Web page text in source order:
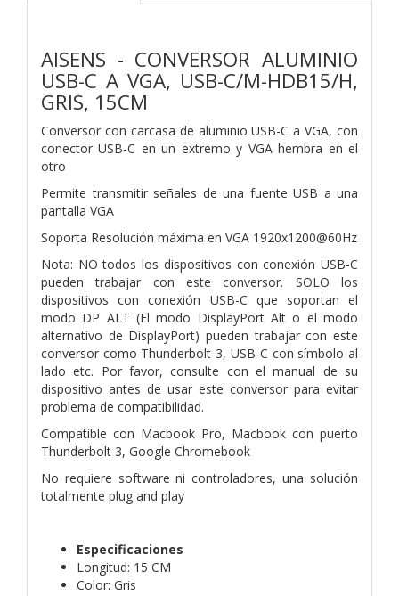
AISENS - CONVERSOR ALUMINIO
USB-C A VGA, USB-C/M-HDB15/H,
GRIS, 15CM
Conversor con carcasa de aluminio USB-C a VGA, con
conector USB-C en un extremo y VGA hembra en el
otro
Permite transmitir señales de una fuente USB a una
pantalla VGA
Soporta Resolución máxima en VGA 1920x1200@60Hz
Nota: NO todos los dispositivos con conexión USB-C
pueden trabajar con este conversor. SOLO los
dispositivos con conexión USB-C que soportan el
modo DP ALT (El modo DisplayPort Alt o el modo
alternativo de DisplayPort) pueden trabajar con este
conversor como Thunderbolt 3, USB-C con símbolo al
lado etc. Por favor, consulte con el manual de su
dispositivo antes de usar este conversor para evitar
problema de compatibilidad.
Compatible con Macbook Pro, Macbook con puerto
Thunderbolt 3, Google Chromebook
No requiere software ni controladores, una solución
totalmente plug and play
Especificaciones
Longitud: 15 CM
Color: Gris